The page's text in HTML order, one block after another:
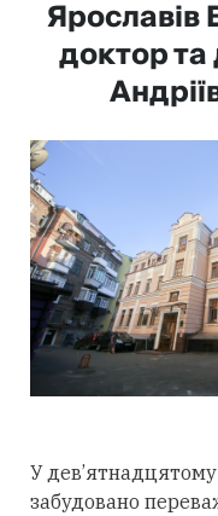
Ярославів
доктор
У дев’ятнадцятому
забудовано